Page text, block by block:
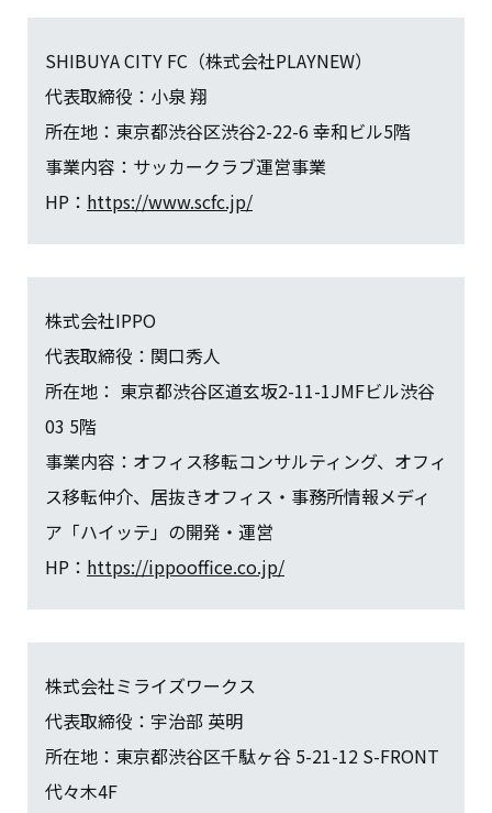
SHIBUYA CITY FC（株式会社PLAYNEW）
代表取締役：小泉 翔
所在地：東京都渋谷区渋谷2-22-6 幸和ビル5階
事業内容：サッカークラブ運営事業
HP： https://www.scfc.jp/
株式会社IPPO
代表取締役：関口秀人
所在地： 東京都渋谷区道玄坂2-11-1JMFビル渋谷
03 5階
事業内容：オフィス移転コンサルティング、オフィ
ス移転仲介、居抜きオフィス・事務所情報メディ
ア「ハイッテ」の開発・運営
HP： https://ippooffice.co.jp/
株式会社ミライズワークス
代表取締役：宇治部 英明
所在地：東京都渋谷区千駄ヶ谷 5-21-12 S-FRONT
代々木4F